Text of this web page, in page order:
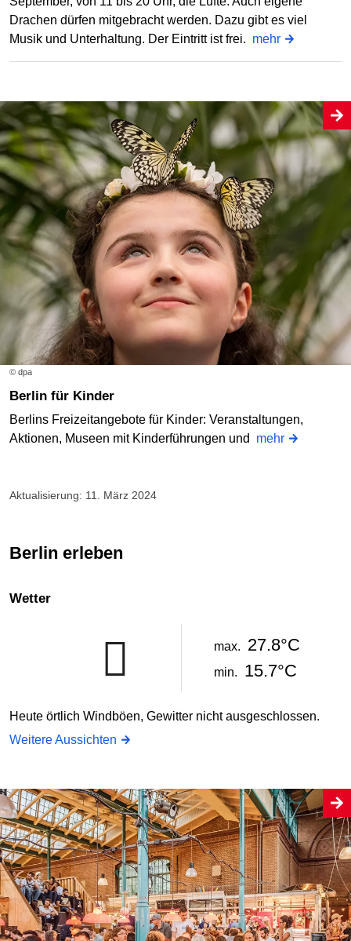
Drachen dürfen mitgebracht werden. Dazu gibt es viel
Musik und Unterhaltung. Der Eintritt ist frei. mehr
© dpa
Berlin für Kinder
Berlins Freizeitangebote für Kinder: Veranstaltungen,
Aktionen, Museen mit Kinderführungen und mehr
Aktualisierung: 11. März 2024
Berlin erleben
Wetter
max. 27.8°C
min. 15.7°C
Heute örtlich Windböen, Gewitter nicht ausgeschlossen.
Weitere Aussichten